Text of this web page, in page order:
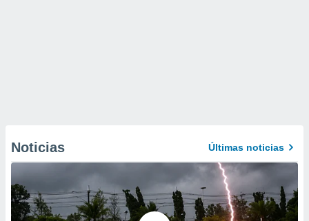
Noticias Últimas noticias